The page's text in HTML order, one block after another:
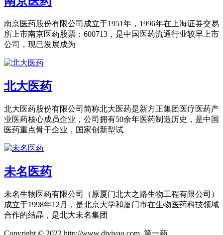
南京医药股份有限公司成立于1951年，1996年在上海证券交易
所上市南京医药股票：600713，是中国医药流通行业较早上市
公司，现已发展成为
北大医药
北大医药股份有限公司简称北大医药是新方正集团医疗医药产
业医药核心成员企业，公司拥有50余年医药制造历史，是中国
医药重点骨干企业，国家创新型试
未名医药
未名生物医药有限公司（原厦门北大之路生物工程有限公司）
成立于1998年12月，是北京大学和厦门市在生物医药科技领域
合作的结晶，是北大未名集团
Copyright © 2022 http://www.diyiyao.com 第一药